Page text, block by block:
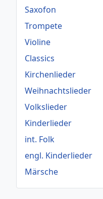
Saxofon
Trompete
Violine
Classics
Kirchenlieder
Weihnachtslieder
Volkslieder
Kinderlieder
int. Folk
engl. Kinderlieder
Märsche